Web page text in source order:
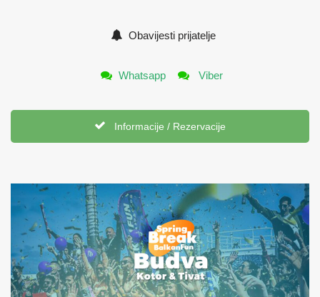
Obavijesti prijatelje
Whatsapp Viber
Informacije / Rezervacije